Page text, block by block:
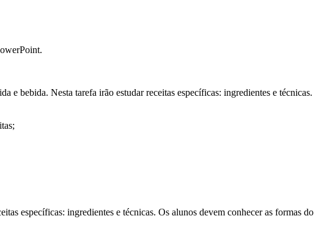
bebida. Nesta tarefa irão estudar receitas específicas: ingredientes e técnicas.
específicas: ingredientes e técnicas. Os alunos devem conhecer as formas do